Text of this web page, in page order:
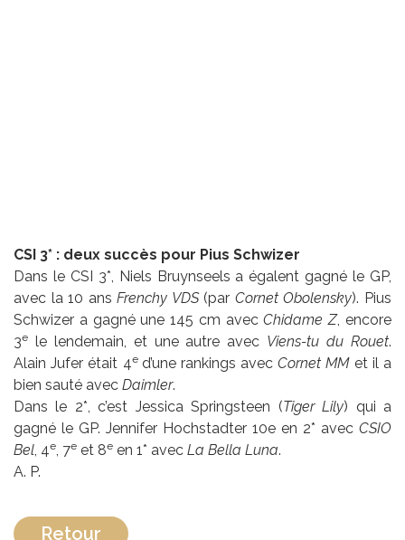
CSI 3* : deux succès pour Pius Schwizer
Dans le CSI 3*, Niels Bruynseels a égalent gagné le GP,
avec la 10 ansFrenchy VDS(par Cornet Obolensky). Pius
Schwizer a gagné une 145 cm avecChidame Z, encore
3e le lendemain, et une autre avec Viens-tu du Rouet.
Alain Jufer était 4e d’une rankings avecCornet MM et il a
bien sauté avec Daimler.
Dans le 2*, c’est Jessica Springsteen (Tiger Lily) qui a
gagné le GP. Jennifer Hochstadter 10e en 2* avec CSIO
Bel, 4e, 7e et 8e en 1* avec La Bella Luna.
A. P.
Retour